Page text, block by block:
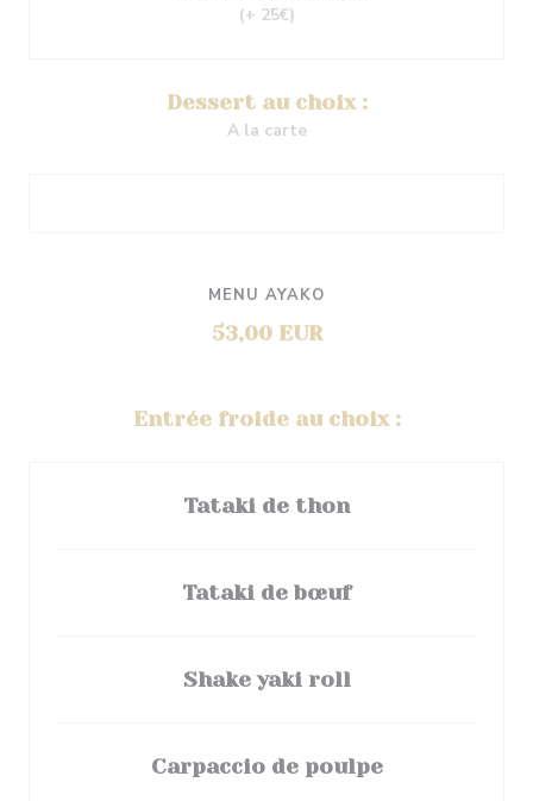
(+ 25€)
Dessert au choix :
A la carte
MENU AYAKO
53,00 EUR
Entrée froide au choix :
Tataki de thon
Tataki de bœuf
Shake yaki roll
Carpaccio de poulpe